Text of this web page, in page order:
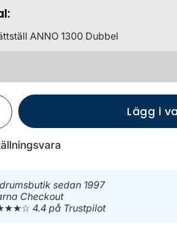
ANNO 1300 Dubbel
Lägg i
sedan 1997
Checkout
4.4 på Trustpilot